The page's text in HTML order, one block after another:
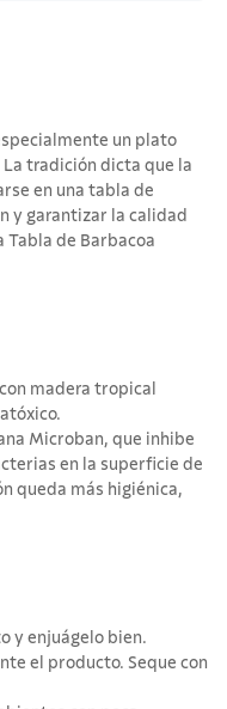
un plato
La tradición dicta que la
en una tabla de
y garantizar la calidad
Tabla de Barbacoa
madera tropical
Microban, que inhibe
en la superficie de
queda más higiénica,
y enjuágelo bien.
el producto. Seque con